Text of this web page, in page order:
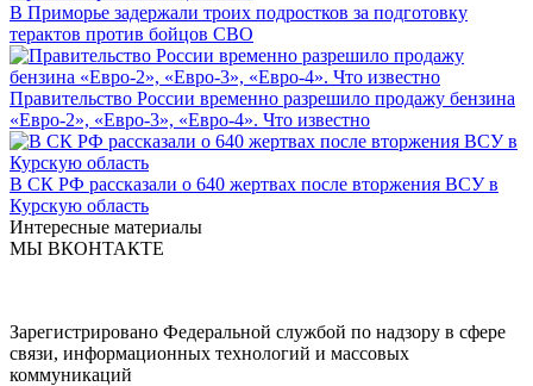
В Приморье задержали троих подростков за подготовку
терактов против бойцов СВО
Правительство России временно разрешило продажу бензина
«Евро-2», «Евро-3», «Евро-4». Что известно
В СК РФ рассказали о 640 жертвах после вторжения ВСУ в
Курскую область
Интересные материалы
МЫ ВКОНТАКТЕ
Зарегистрировано Федеральной службой по надзору в сфере
связи, информационных технологий и массовых
коммуникаций